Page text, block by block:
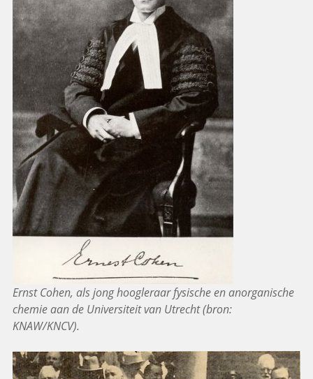
Ernst Cohen, als jong hoogleraar fysische en anorganische
chemie aan de Universiteit van Utrecht (bron:
KNAW/KNCV).